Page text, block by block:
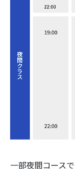
一部夜間コース